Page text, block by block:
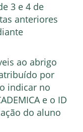
3 e 4 de
anteriores
ao abrigo
por
indicar no
e o ID
do aluno